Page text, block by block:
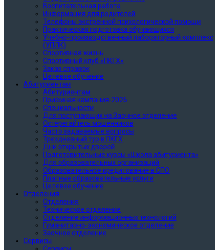
Воспитательная работа
Информация для родителей
Телефоны экстренной психологической помощи
Практическая подготовка обучающихся
Учебно-производственный лабораторный комплекс
(УПЛК)
Спортивная жизнь
Cпортивный клуб «ПКГХ»
Заказ справок
Целевое обучение
Абитуриентам
Абитуриентам
Приёмная кампания-2026
Специальности
Для поступающих на Заочное отделение
Остерегайтесь мошенников
Часто задаваемые вопросы
Трехдневный тур в ПКГХ
Дни открытых дверей
Подготовительные курсы «Школа абитуриента»
Для образовательных организаций
Образовательное кредитование в СПО
Платные образовательные услуги
Целевое обучение
Отделения
Отделения
Техническое отделение
Отделение информационных технологий
Гуманитарно-экономическое отделение
Заочное отделение
Сервисы